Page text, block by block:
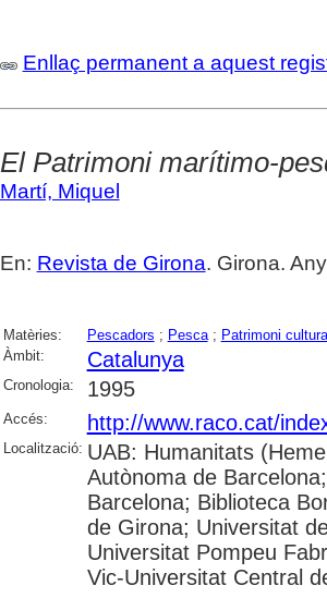
Enllaç permanent a aquest
El Patrimoni marítimo-
Martí, Miquel
En: Revista de Girona. Girona.
Matèries: Pescadors ; Pesca; Patrimoni
Àmbit:
Catalunya
Cronologia: 1995
Accés: http://www.raco.cat/
Localització: UAB: Humanitats
Autònoma de
Barcelona; Biblioteca
de Girona; Universitat
Universitat Pompeu
Vic-Universitat Central